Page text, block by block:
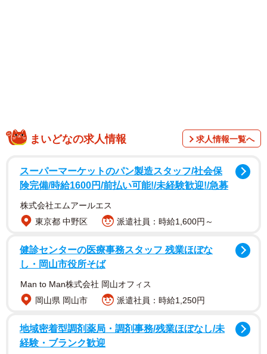
〈Before〉1日15時間勉強していた受験期／一条美輝さん
（@miki_ichizyo）提供
まいどなの求人情報 求人情報一覧へ
スーパーマーケットのパン製造スタッフ/社会保
険完備/時給1600円/前払い可能!/未経験歓迎!/急募
株式会社エムアールエス
東京都 中野区
派遣社員：時給1,600円～
健診センターの医療事務スタッフ 残業ほぼな
し・岡山市役所そば
Man to Man株式会社 岡山オフィス
岡山県 岡山市
派遣社員：時給1,250円
地域密着型調剤薬局・調剤事務/残業ほぼなし/未
経験・ブランク歓迎